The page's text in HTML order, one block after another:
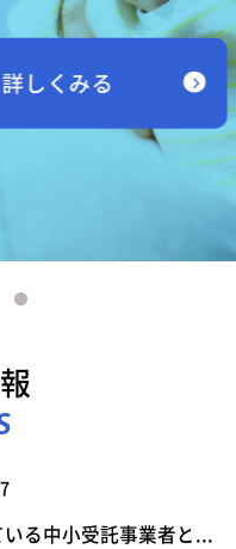
る中小受託事業者と...